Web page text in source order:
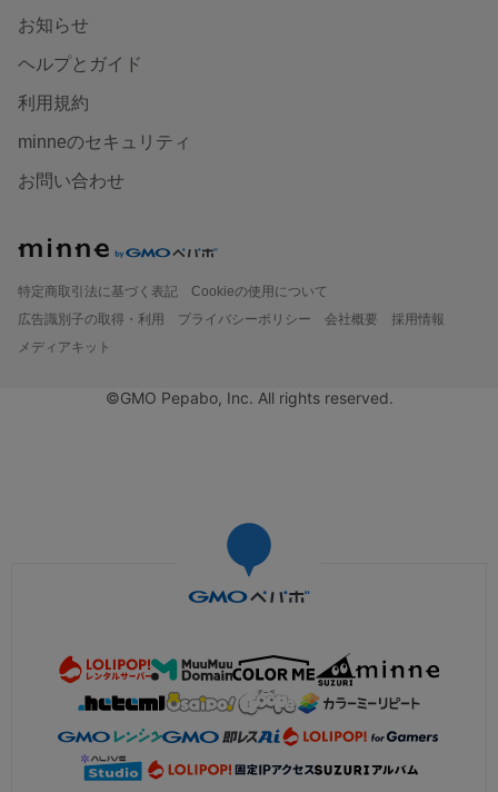
お知らせ
ヘルプとガイド
利用規約
minneのセキュリティ
お問い合わせ
特定商取引法に基づく表記
Cookieの使用について
広告識別子の取得・利用
プライバシーポリシー 会社概要
採用情報
メディアキット
©GMO Pepabo, Inc. All rights reserved.